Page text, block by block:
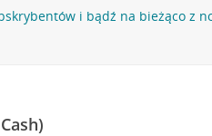
i bądź na bieżąco z